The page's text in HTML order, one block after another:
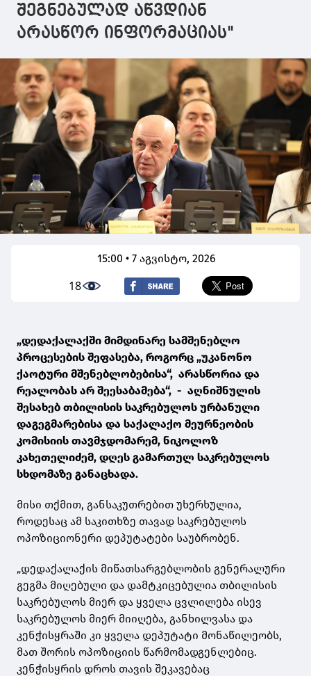
შეგნებულად აწვდიან
არასწორ ინფორმაციას"
15:00 • 7 აგვისტო, 2026
18
„დედაქალაქში მიმდინარე სამშენებლო
პროცესების შეფასება, როგორც „უკანონო
ქაოტური მშენებლობებისა“, არასწორია და
რეალობას არ შეესაბამება“, - აღნიშნულის
შესახებ თბილისის საკრებულოს ურბანული
დაგეგმარებისა და საქალაქო მეურნეობის
კომისიის თავმჯდომარემ, ნიკოლოზ
კახეთელიძემ, დღეს გამართულ საკრებულოს
სხდომაზე განაცხადა.
მისი თქმით, განსაკუთრებით უხერხულია,
როდესაც ამ საკითხზე თავად საკრებულოს
ოპოზიციონერი დეპუტატები საუბრობენ.
„დედაქალაქის მიწათსარგებლობის გენერალური
გეგმა მიღებული და დამტკიცებულია თბილისის
საკრებულოს მიერ და ყველა ცვლილება ისევ
საკრებულოს მიერ მიიღება, განხილვასა და
კენჭისყრაში კი ყველა დეპუტატი მონაწილეობს,
მათ შორის ოპოზიციის წარმომადგენლებიც.
კენჭისყრის დროს თავის შეკავებაც